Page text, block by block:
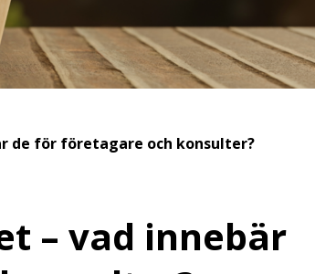
de för företagare och konsulter?
– vad innebär